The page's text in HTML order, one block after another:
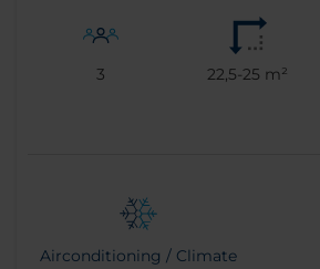
3 22,5-25 m²
Airconditioning / Climate